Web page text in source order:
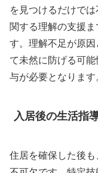
を見つけるだけで
関する理解の支援
す。理解不足が原
て未然に防げる可
与が必要となります
入居後の生活指
住居を確保した後